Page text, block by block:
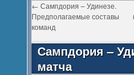
← Сампдория – Удинезе.
Предполагаемые составы
команд
Сампдория –
матча